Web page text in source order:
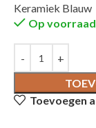
Keramiek Blauw
Op voorraad
Toevoegen